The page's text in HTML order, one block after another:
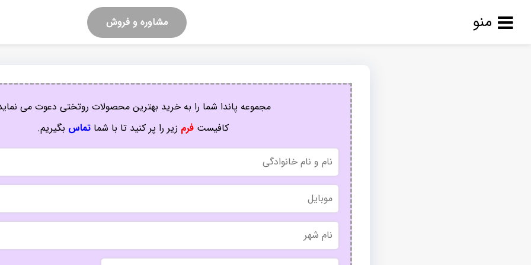
منو مشاوره و فروش
مجموعه پاندا شما را به خرید بهترین محصولات روتختی دعوت می
کافیستفرم زیر را پر کنید تا با شماتماس بگیریم.
و
نام
خانوادگی
موبایل
نام
شهر